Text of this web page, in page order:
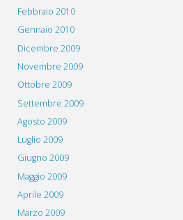
Febbraio 2010
Gennaio 2010
Dicembre 2009
Novembre 2009
Ottobre 2009
Settembre 2009
Agosto 2009
Luglio 2009
Giugno 2009
Maggio 2009
Aprile 2009
Marzo 2009